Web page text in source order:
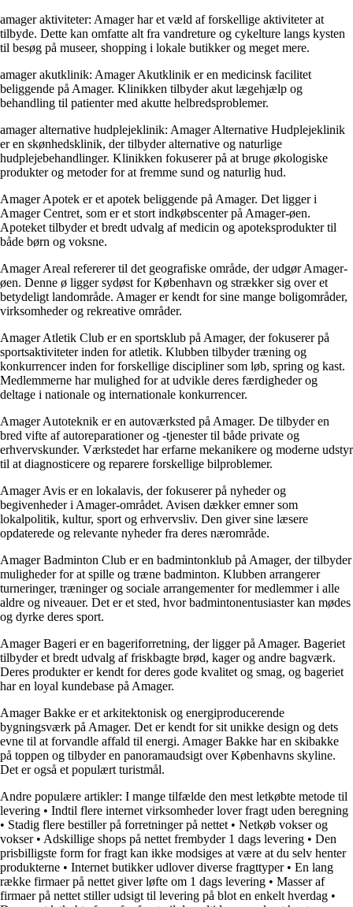
amager aktiviteter: Amager har et væld af forskellige aktiviteter at
tilbyde. Dette kan omfatte alt fra vandreture og cykelture langs kysten
til besøg på museer, shopping i lokale butikker og meget mere.
amager akutklinik: Amager Akutklinik er en medicinsk facilitet
beliggende på Amager. Klinikken tilbyder akut lægehjælp og
behandling til patienter med akutte helbredsproblemer.
amager alternative hudplejeklinik: Amager Alternative Hudplejeklinik
er en skønhedsklinik, der tilbyder alternative og naturlige
hudplejebehandlinger. Klinikken fokuserer på at bruge økologiske
produkter og metoder for at fremme sund og naturlig hud.
Amager Apotek er et apotek beliggende på Amager. Det ligger i
Amager Centret, som er et stort indkøbscenter på Amager-øen.
Apoteket tilbyder et bredt udvalg af medicin og apoteksprodukter til
både børn og voksne.
Amager Areal refererer til det geografiske område, der udgør Amager-
øen. Denne ø ligger sydøst for København og strækker sig over et
betydeligt landområde. Amager er kendt for sine mange boligområder,
virksomheder og rekreative områder.
Amager Atletik Club er en sportsklub på Amager, der fokuserer på
sportsaktiviteter inden for atletik. Klubben tilbyder træning og
konkurrencer inden for forskellige discipliner som løb, spring og kast.
Medlemmerne har mulighed for at udvikle deres færdigheder og
deltage i nationale og internationale konkurrencer.
Amager Autoteknik er en autoværksted på Amager. De tilbyder en
bred vifte af autoreparationer og -tjenester til både private og
erhvervskunder. Værkstedet har erfarne mekanikere og moderne udstyr
til at diagnosticere og reparere forskellige bilproblemer.
Amager Avis er en lokalavis, der fokuserer på nyheder og
begivenheder i Amager-området. Avisen dækker emner som
lokalpolitik, kultur, sport og erhvervsliv. Den giver sine læsere
opdaterede og relevante nyheder fra deres nærområde.
Amager Badminton Club er en badmintonklub på Amager, der tilbyder
muligheder for at spille og træne badminton. Klubben arrangerer
turneringer, træninger og sociale arrangementer for medlemmer i alle
aldre og niveauer. Det er et sted, hvor badmintonentusiaster kan mødes
og dyrke deres sport.
Amager Bageri er en bageriforretning, der ligger på Amager. Bageriet
tilbyder et bredt udvalg af friskbagte brød, kager og andre bagværk.
Deres produkter er kendt for deres gode kvalitet og smag, og bageriet
har en loyal kundebase på Amager.
Amager Bakke er et arkitektonisk og energiproducerende
bygningsværk på Amager. Det er kendt for sit unikke design og dets
evne til at forvandle affald til energi. Amager Bakke har en skibakke
på toppen og tilbyder en panoramaudsigt over Københavns skyline.
Det er også et populært turistmål.
Andre populære artikler: I mange tilfælde den mest letkøbte metode til
levering • Indtil flere internet virksomheder lover fragt uden beregning
• Stadig flere bestiller på forretninger på nettet • Netkøb vokser og
vokser• Adskillige shops på nettet frembyder 1 dags levering • Den
prisbilligste form for fragt kan ikke modsiges at være at du selv henter
produkterne • Internet butikker udlover diverse fragttyper• En lang
række firmaer på nettet giver løfte om 1 dags levering • Masser af
firmaer på nettet stiller udsigt til levering på blot en enkelt hverdag •